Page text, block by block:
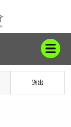
送出